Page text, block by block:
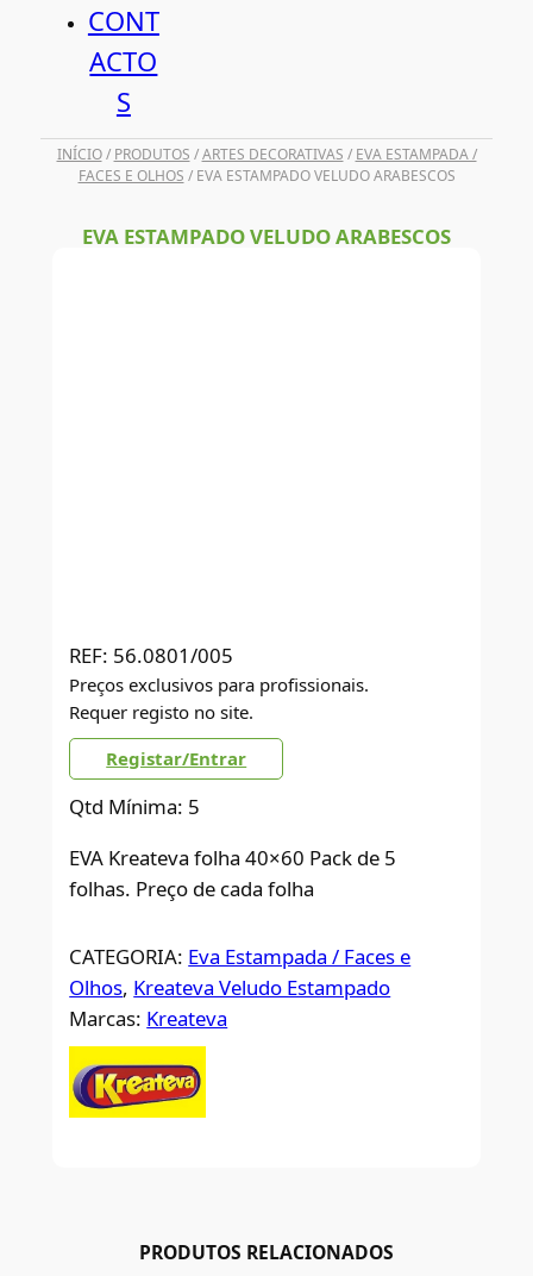
CONT
ACTO
S
INÍCIO/ PRODUTOS /ARTES DECORATIVAS / EVA ESTAMPADA /
FACES E OLHOS / EVA ESTAMPADO VELUDO ARABESCOS
EVA ESTAMPADO VELUDO ARABESCOS
REF: 56.0801/005
Preços exclusivos para profissionais.
Requer registo no site.
Registar/Entrar
Qtd Mínima: 5
EVA Kreateva folha 40×60 Pack de 5
folhas. Preço de cada folha
CATEGORIA: Eva Estampada / Faces e
Olhos, Kreateva Veludo Estampado
Marcas: Kreateva
PRODUTOS RELACIONADOS